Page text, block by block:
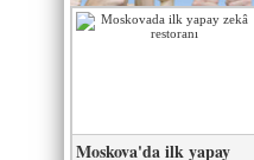
Moskova'da ilk yapay